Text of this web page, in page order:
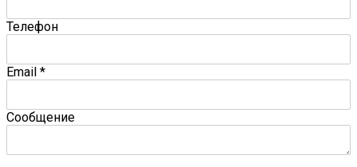
Телефон
Email *
Сообщение